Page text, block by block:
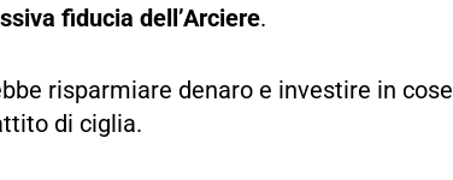
fiducia dell’Arciere.
risparmiare denaro e investire in cose
di ciglia.